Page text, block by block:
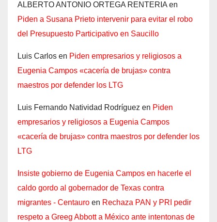
ALBERTO ANTONIO ORTEGA RENTERIA en
Piden a Susana Prieto intervenir para evitar el robo
del Presupuesto Participativo en Saucillo
Luis Carlos en Piden empresarios y religiosos a
Eugenia Campos «cacería de brujas» contra
maestros por defender los LTG
Luis Fernando Natividad Rodríguez en Piden
empresarios y religiosos a Eugenia Campos
«cacería de brujas» contra maestros por defender los
LTG
Insiste gobierno de Eugenia Campos en hacerle el
caldo gordo al gobernador de Texas contra
migrantes - Centauro en Rechaza PAN y PRI pedir
respeto a Greeg Abbott a México ante intentonas de